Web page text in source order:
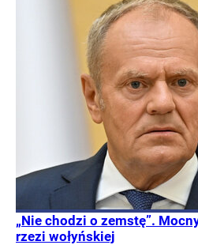
„Nie chodzi o zemstę”.
rzezi wołyńskiej